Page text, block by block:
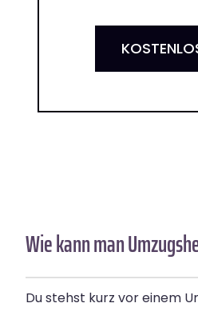
Wie kann man
Du stehst kurz vor einem